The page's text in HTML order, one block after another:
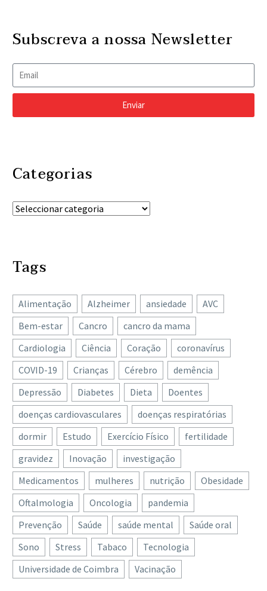
Subscreva a nossa Newsletter
Enviar
Categorias
Tags
Alimentação Alzheimer ansiedade
AVC
Bem-estar
Cancro
cancro da mama
Cardiologia
Ciência Coração
coronavírus
COVID-19
Crianças Cérebro
demência
Depressão
Diabetes Dieta
Doentes
doenças cardiovasculares
doenças respiratórias
dormir
Estudo Exercício Físico
fertilidade
gravidez
Inovação
investigação
Medicamentos
mulheres nutrição
Obesidade
Oftalmologia
Oncologia
pandemia
Prevenção
Saúde saúde mental
Saúde oral
Sono
Stress Tabaco
Tecnologia
Universidade de Coimbra
Vacinação